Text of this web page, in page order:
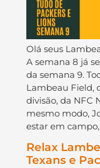
Olá seus
A semana 8 já
da semana 9.
Lambeau Field,
divisão, da NFC
mesmo modo,
estar em
Relax
Texans e